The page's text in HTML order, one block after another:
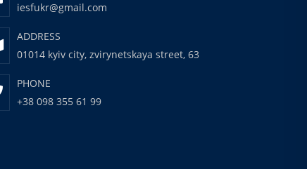
iesfukr@gmail.com
ADDRESS
01014 kyiv city, zvirynetskaya street, 63
PHONE
+38 098 355 61 99